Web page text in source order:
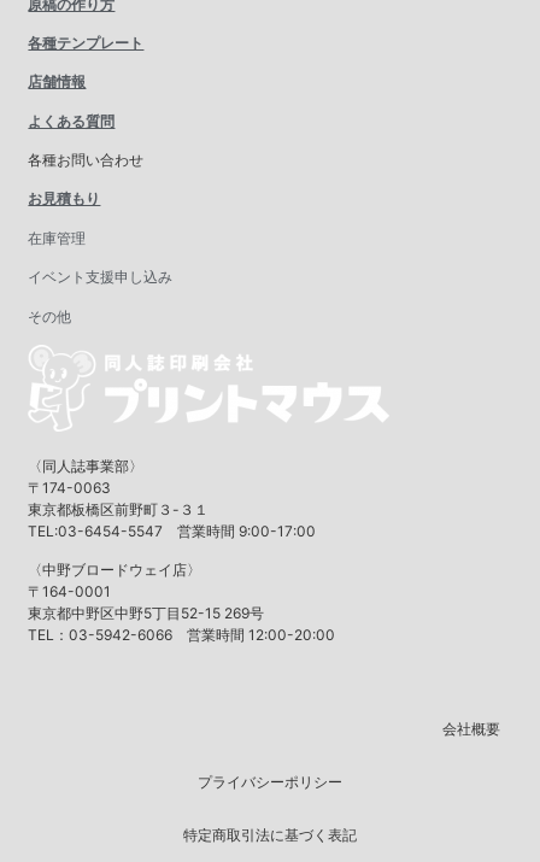
原稿の作り方
各種テンプレート
店舗情報
よくある質問
各種お問い合わせ
お見積もり
在庫管理
イベント支援申し込み
その他
〈同人誌事業部〉
〒174-0063
東京都板橋区前野町３-３１
TEL:03-6454-5547 営業時間 9:00-17:00
〈中野ブロードウェイ店〉
〒164-0001
東京都中野区中野5丁目52-15 269号
TEL：03-5942-6066 営業時間 12:00-20:00
会社概要
プライバシーポリシー
特定商取引法に基づく表記